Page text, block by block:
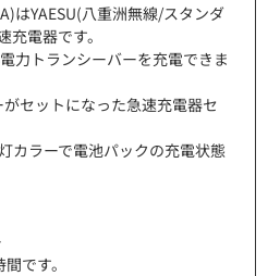
はYAESU(八重洲無線/スタンダ
電器です。
力トランシーバーを充電できま
セットになった急速充電器セ
カラーで電池パックの充電状態
です。